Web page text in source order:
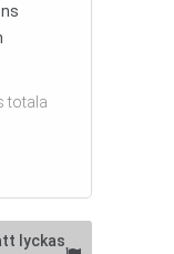
totala
lyckas